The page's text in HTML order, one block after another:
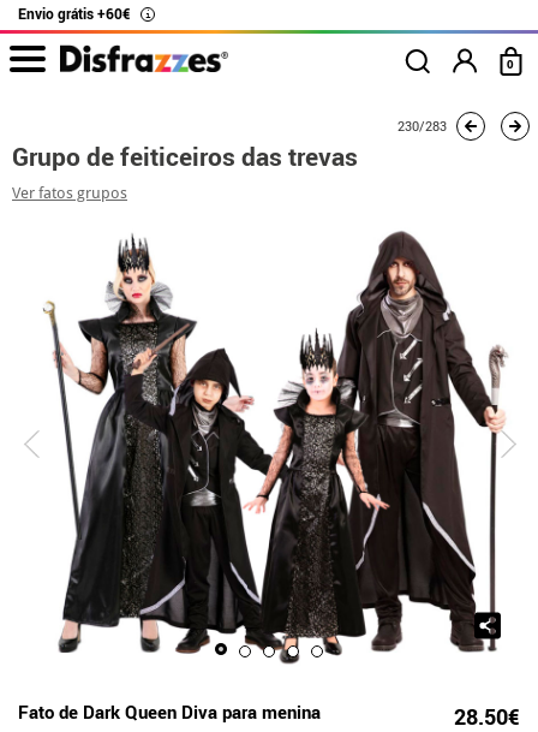
Envio grátis +60€ i
0
Grupo de feiticeiros das trevas
230/283
Grupo de feiticeiros das trevas
Ver fatos grupos
Fato de Dark Queen Diva para menina 28.50€